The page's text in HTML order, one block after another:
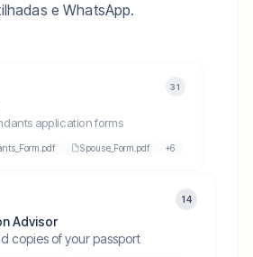
e WhatsApp.
31
application forms
Spouse_Form.pdf +6
14
Advisor
copies of your passport